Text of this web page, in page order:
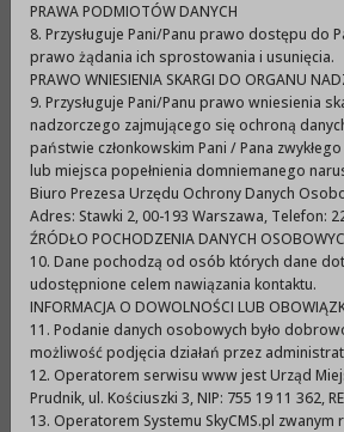
Metryczka
PRAWA PODMIOTÓW DANYCH
8. Przysługuje Pani/Panu prawo dostępu do
prawo żądania ich sprostowania i usunięcia.
PRAWO WNIESIENIA SKARGI DO ORGANU
9. Przysługuje Pani/Panu prawo wniesienia
nadzorczego zajmującego się ochroną
państwie członkowskim Pani / Pana
lub miejsca popełnienia domniemanego
Biuro Prezesa Urzędu Ochrony Danych
Adres: Stawki 2, 00-193 Warszawa, Telefon:
ŹRÓDŁO POCHODZENIA DANYCH
10. Dane pochodzą od osób których dane
udostępnione celem nawiązania kontaktu.
INFORMACJA O DOWOLNOŚCI LUB
11. Podanie danych osobowych było
możliwość podjęcia działań przez
12. Operatorem serwisu www jest Urząd
Prudnik, ul. Kościuszki 3, NIP: 755 19 11 362,
13. Operatorem Systemu SkyCMS.pl